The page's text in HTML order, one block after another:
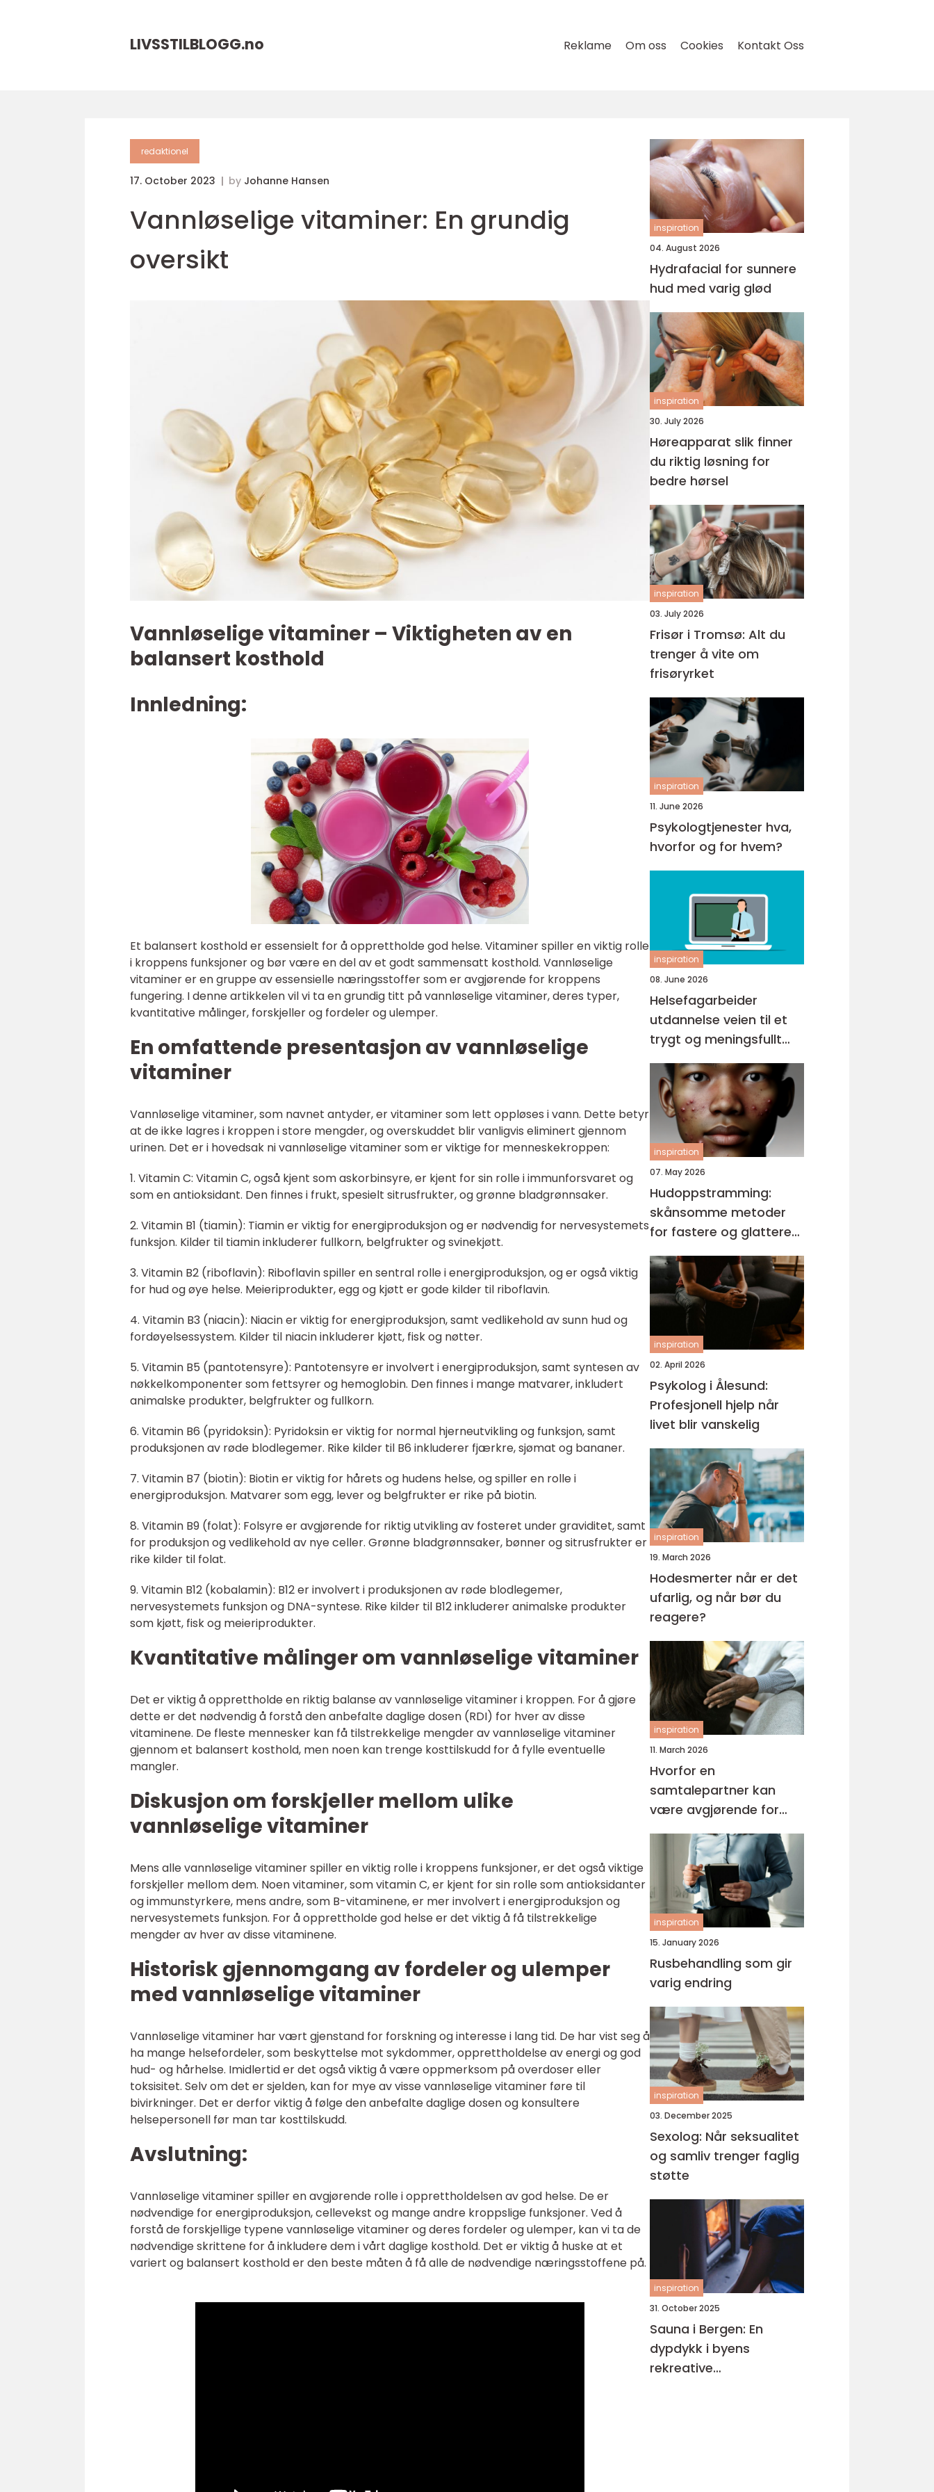
LIVSSTILBLOGG.no Reklame Om oss Cookies Kontakt Oss
redaktionel
17. October 2023 by Johanne Hansen
Vannløselige vitaminer: En grundig
oversikt
Vannløselige vitaminer – Viktigheten av en
balansert kosthold
Innledning:
Et balansert kosthold er essensielt for å opprettholde god helse. Vitaminer spiller en viktig rolle
i kroppens funksjoner og bør være en del av et godt sammensatt kosthold. Vannløselige
vitaminer er en gruppe av essensielle næringsstoffer som er avgjørende for kroppens
fungering. I denne artikkelen vil vi ta en grundig titt på vannløselige vitaminer, deres typer,
kvantitative målinger, forskjeller og fordeler og ulemper.
En omfattende presentasjon av vannløselige
vitaminer
Vannløselige vitaminer, som navnet antyder, er vitaminer som lett oppløses i vann. Dette betyr
at de ikke lagres i kroppen i store mengder, og overskuddet blir vanligvis eliminert gjennom
urinen. Det er i hovedsak ni vannløselige vitaminer som er viktige for menneskekroppen:
1. Vitamin C: Vitamin C, også kjent som askorbinsyre, er kjent for sin rolle i immunforsvaret og
som en antioksidant. Den finnes i frukt, spesielt sitrusfrukter, og grønne bladgrønnsaker.
2. Vitamin B1 (tiamin): Tiamin er viktig for energiproduksjon og er nødvendig for nervesystemets
funksjon. Kilder til tiamin inkluderer fullkorn, belgfrukter og svinekjøtt.
3. Vitamin B2 (riboflavin): Riboflavin spiller en sentral rolle i energiproduksjon, og er også viktig
for hud og øye helse. Meieriprodukter, egg og kjøtt er gode kilder til riboflavin.
4. Vitamin B3 (niacin): Niacin er viktig for energiproduksjon, samt vedlikehold av sunn hud og
fordøyelsessystem. Kilder til niacin inkluderer kjøtt, fisk og nøtter.
5. Vitamin B5 (pantotensyre): Pantotensyre er involvert i energiproduksjon, samt syntesen av
nøkkelkomponenter som fettsyrer og hemoglobin. Den finnes i mange matvarer, inkludert
animalske produkter, belgfrukter og fullkorn.
6. Vitamin B6 (pyridoksin): Pyridoksin er viktig for normal hjerneutvikling og funksjon, samt
produksjonen av røde blodlegemer. Rike kilder til B6 inkluderer fjærkre, sjømat og bananer.
7. Vitamin B7 (biotin): Biotin er viktig for hårets og hudens helse, og spiller en rolle i
energiproduksjon. Matvarer som egg, lever og belgfrukter er rike på biotin.
8. Vitamin B9 (folat): Folsyre er avgjørende for riktig utvikling av fosteret under graviditet, samt
for produksjon og vedlikehold av nye celler. Grønne bladgrønnsaker, bønner og sitrusfrukter er
rike kilder til folat.
9. Vitamin B12 (kobalamin): B12 er involvert i produksjonen av røde blodlegemer,
nervesystemets funksjon og DNA-syntese. Rike kilder til B12 inkluderer animalske produkter
som kjøtt, fisk og meieriprodukter.
Kvantitative målinger om vannløselige vitaminer
Det er viktig å opprettholde en riktig balanse av vannløselige vitaminer i kroppen. For å gjøre
dette er det nødvendig å forstå den anbefalte daglige dosen (RDI) for hver av disse
vitaminene. De fleste mennesker kan få tilstrekkelige mengder av vannløselige vitaminer
gjennom et balansert kosthold, men noen kan trenge kosttilskudd for å fylle eventuelle
mangler.
Diskusjon om forskjeller mellom ulike
vannløselige vitaminer
Mens alle vannløselige vitaminer spiller en viktig rolle i kroppens funksjoner, er det også viktige
forskjeller mellom dem. Noen vitaminer, som vitamin C, er kjent for sin rolle som antioksidanter
og immunstyrkere, mens andre, som B-vitaminene, er mer involvert i energiproduksjon og
nervesystemets funksjon. For å opprettholde god helse er det viktig å få tilstrekkelige
mengder av hver av disse vitaminene.
Historisk gjennomgang av fordeler og ulemper
med vannløselige vitaminer
Vannløselige vitaminer har vært gjenstand for forskning og interesse i lang tid. De har vist seg å
ha mange helsefordeler, som beskyttelse mot sykdommer, opprettholdelse av energi og god
hud- og hårhelse. Imidlertid er det også viktig å være oppmerksom på overdoser eller
toksisitet. Selv om det er sjelden, kan for mye av visse vannløselige vitaminer føre til
bivirkninger. Det er derfor viktig å følge den anbefalte daglige dosen og konsultere
helsepersonell før man tar kosttilskudd.
Avslutning:
Vannløselige vitaminer spiller en avgjørende rolle i opprettholdelsen av god helse. De er
nødvendige for energiproduksjon, cellevekst og mange andre kroppslige funksjoner. Ved å
forstå de forskjellige typene vannløselige vitaminer og deres fordeler og ulemper, kan vi ta de
nødvendige skrittene for å inkludere dem i vårt daglige kosthold. Det er viktig å huske at et
variert og balansert kosthold er den beste måten å få alle de nødvendige næringsstoffene på.
inspiration
04. August 2026
Hydrafacial for sunnere
hud med varig glød
inspiration
30. July 2026
Høreapparat slik finner
du riktig løsning for
bedre hørsel
inspiration
03. July 2026
Frisør i Tromsø: Alt du
trenger å vite om
frisøryrket
inspiration
11. June 2026
Psykologtjenester hva,
hvorfor og for hvem?
inspiration
08. June 2026
Helsefagarbeider
utdannelse veien til et
trygt og meningsfullt
yrke
inspiration
07. May 2026
Hudoppstramming:
skånsomme metoder
for fastere og glattere
hud
inspiration
02. April 2026
Psykolog i Ålesund:
Profesjonell hjelp når
livet blir vanskelig
inspiration
19. March 2026
Hodesmerter når er det
ufarlig, og når bør du
reagere?
inspiration
11. March 2026
Hvorfor en
samtalepartner kan
være avgjørende for
hverdagsmestring
inspiration
15. January 2026
Rusbehandling som gir
varig endring
inspiration
03. December 2025
Sexolog: Når seksualitet
og samliv trenger faglig
støtte
inspiration
31. October 2025
Sauna i Bergen: En
dypdykk i byens
rekreative